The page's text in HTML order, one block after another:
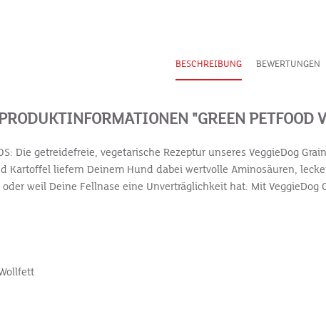
BESCHREIBUNG BEWERTUNGEN
"GREEN PETFOOD
Die getreidefreie, vegetarische Rezeptur unseres VeggieDog
Kartoffel liefern Deinem Hund dabei wertvolle Aminosäuren,
weil Deine Fellnase eine Unverträglichkeit hat: Mit